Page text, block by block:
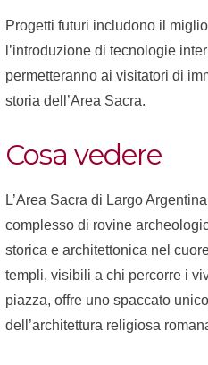
Progetti futuri includono il
l’introduzione di tecnologie
permetteranno ai visitatori di
storia dell’Area Sacra.
Cosa vedere
L’Area Sacra di Largo
complesso di rovine
storica e architettonica nel
templi, visibili a chi percorre i
piazza, offre uno spaccato
dell’architettura religiosa